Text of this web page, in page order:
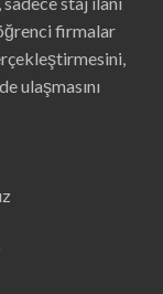
firmalar
ulaşmasını